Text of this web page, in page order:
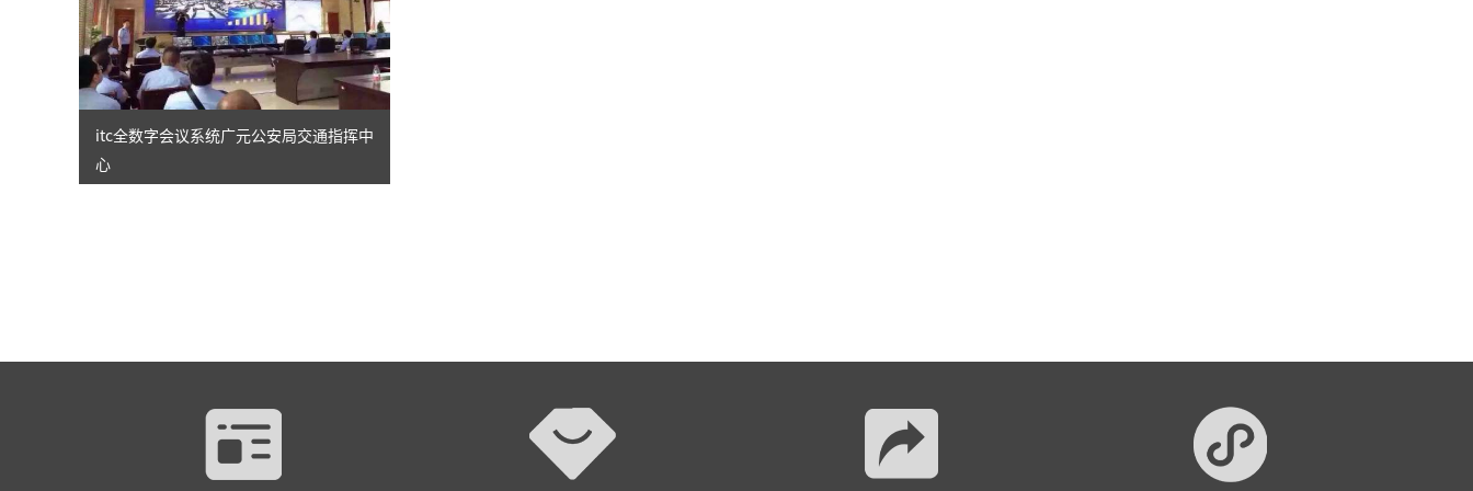
itc全数字会议系统广元公安局交通指挥中
心